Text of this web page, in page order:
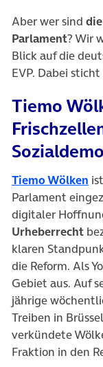
Aber wer sind
Parlament? Wir
Blick auf die
EVP. Dabei
Tiemo
Tiemo Wölken
Parlament
digitaler
Urheberrecht
klaren
die Reform. Als
Gebiet aus. Auf
jährige
Treiben in
verkündete
Fraktion in den